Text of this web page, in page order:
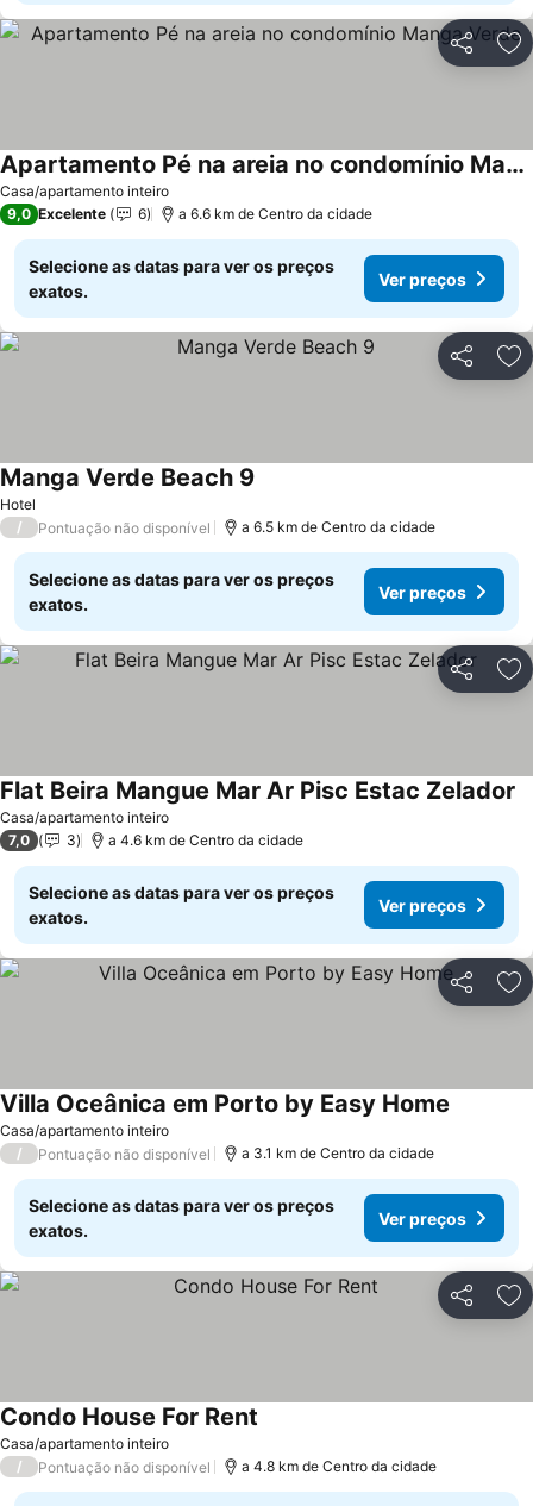
Partilhar
Casa/apartamento inteiro
Apartamento Pé na areia no condomínio Manga Verde
Ver preços
9,0 Excelente 6 a 6.6 km de Centro da cidade
Selecione as datas para ver os preços
exatos.
Ver preços
Partilhar
Hotel
Manga Verde Beach 9
/ Pontuação não disponível a 6.5 km de Centro da cidade
Selecione as datas para ver os preços
exatos.
Ver preços
Partilhar
Casa/apartamento inteiro
Flat Beira Mangue Mar Ar Pisc Estac Zelador
7,0 3 a 4.6 km de Centro da cidade
Selecione as datas para ver os preços
exatos.
Ver preços
Partilhar
Casa/apartamento inteiro
Villa Oceânica em Porto by Easy Home
/ Pontuação não disponível a 3.1 km de Centro da cidade
Selecione as datas para ver os preços
exatos.
Ver preços
Partilhar
Casa/apartamento inteiro
Condo House For Rent
/ Pontuação não disponível a 4.8 km de Centro da cidade